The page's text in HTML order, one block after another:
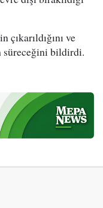
ve
süreceğini bildirdi.